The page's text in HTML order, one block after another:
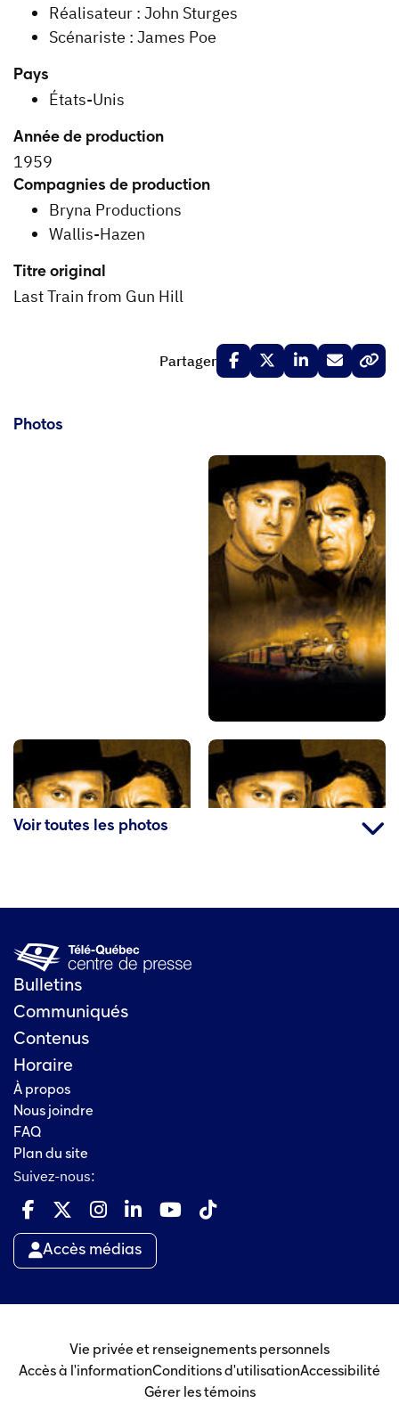
Réalisateur : John Sturges
Scénariste : James Poe
Pays
États-Unis
Année de production
1959
Compagnies de production
Bryna Productions
Wallis-Hazen
Titre original
Last Train from Gun Hill
Partager
Photos
Voir toutes les photos
Bulletins
Communiqués
Contenus
Horaire
À propos
Nous joindre
FAQ
Plan du site
Suivez-nous:
Accès médias
Vie privée et renseignements personnels
Accès à l'informationConditions d'utilisationAccessibilité
Gérer les témoins